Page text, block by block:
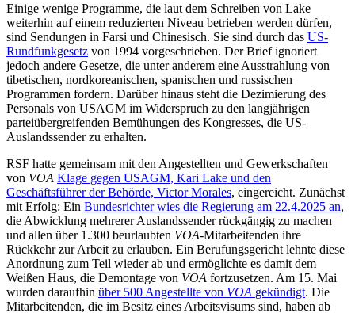
Einige wenige Programme, die laut dem Schreiben von Lake
weiterhin auf einem reduzierten Niveau betrieben werden dürfen,
sind Sendungen in Farsi und Chinesisch. Sie sind durch das US-
Rundfunkgesetz von 1994 vorgeschrieben. Der Brief ignoriert
jedoch andere Gesetze, die unter anderem eine Ausstrahlung von
tibetischen, nordkoreanischen, spanischen und russischen
Programmen fordern. Darüber hinaus steht die Dezimierung des
Personals von USAGM im Widerspruch zu den langjährigen
parteiübergreifenden Bemühungen des Kongresses, die US-
Auslandssender zu erhalten.
RSF hatte gemeinsam mit den Angestellten und Gewerkschaften
von VOA Klage gegen USAGM, Kari Lake und den
Geschäftsführer der Behörde, Victor Morales, eingereicht. Zunächst
mit Erfolg: Ein Bundesrichter wies die Regierung am 22.4.2025 an,
die Abwicklung mehrerer Auslandssender rückgängig zu machen
und allen über 1.300 beurlaubten VOA-Mitarbeitenden ihre
Rückkehr zur Arbeit zu erlauben. Ein Berufungsgericht lehnte diese
Anordnung zum Teil wieder ab und ermöglichte es damit dem
Weißen Haus, die Demontage von VOA fortzusetzen. Am 15. Mai
wurden daraufhin über 500 Angestellte von VOA gekündigt. Die
Mitarbeitenden, die im Besitz eines Arbeitsvisums sind, haben ab